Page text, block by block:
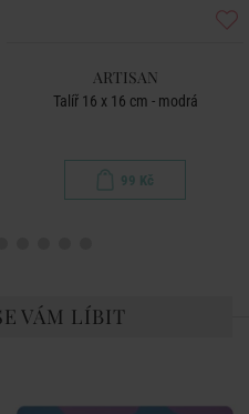
ARTISAN
Talíř 16 x 16 cm - modrá
99 Kč
VÁM LÍBIT